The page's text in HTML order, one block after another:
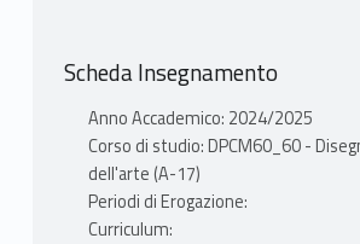
Scheda Insegnamento
Anno Accademico: 2024/2025
Corso di studio: DPCM60_60 -
dell'arte (A-17)
Periodi di Erogazione:
Curriculum: